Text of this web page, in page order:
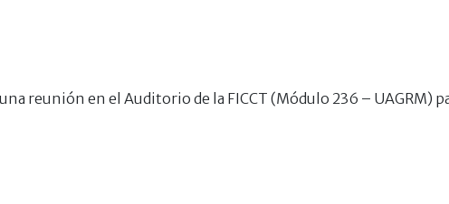
reunión en el Auditorio de la FICCT (Módulo 236 – UAGRM)